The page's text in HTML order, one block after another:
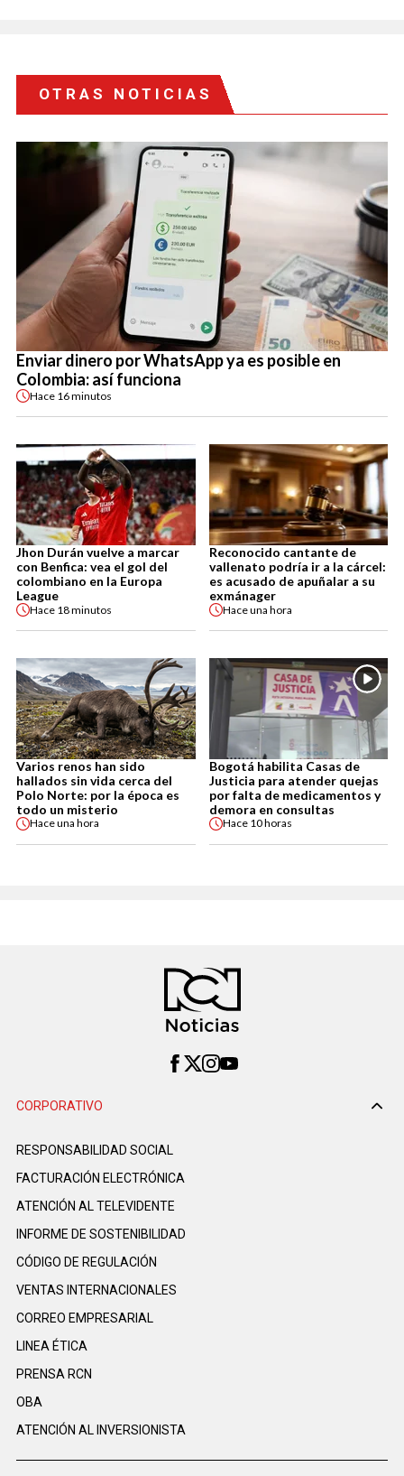
OTRAS NOTICIAS
Enviar dinero por WhatsApp ya es posible en
Colombia: así funciona
Hace 16 minutos
Jhon Durán vuelve a marcar
con Benfica: vea el gol del
colombiano en la Europa
League
Hace 18 minutos
Reconocido cantante de
vallenato podría ir a la cárcel:
es acusado de apuñalar a su
exmánager
Haceuna hora
Varios renos han sido
hallados sin vida cerca del
Polo Norte: por la época es
todo un misterio
Haceuna hora
Bogotá habilita Casas de
Justicia para atender quejas
por falta de medicamentos y
demora en consultas
Hace 10 horas
CORPORATIVO
RESPONSABILIDAD SOCIAL
FACTURACIÓN ELECTRÓNICA
ATENCIÓN AL TELEVIDENTE
INFORME DE SOSTENIBILIDAD
CÓDIGO DE REGULACIÓN
VENTAS INTERNACIONALES
CORREO EMPRESARIAL
LINEA ÉTICA
PRENSA RCN
OBA
ATENCIÓN AL INVERSIONISTA